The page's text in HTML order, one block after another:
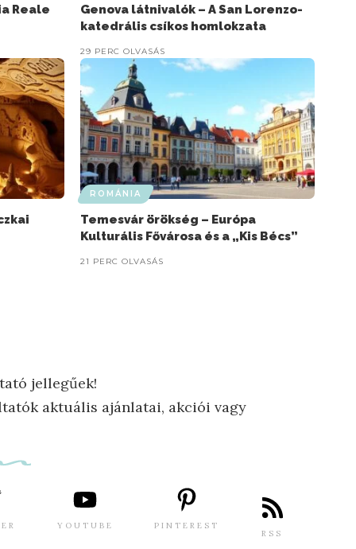
Reale
Genova látnivalók – A San Lorenzo-
katedrális csíkos homlokzata
29 PERC OLVASÁS
ROMÁNIA
Temesvár örökség – Európa
Kulturális Fővárosa és a „Kis Bécs”
21 PERC OLVASÁS
jellegűek!
aktuális ajánlatai, akciói vagy
YOUTUBE PINTEREST
RSS